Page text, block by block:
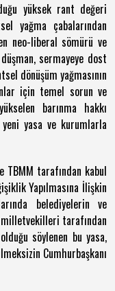
yüksek rant değeri
yağma çabalarından
neo-liberal sömürü ve
sermayeye dost
dönüşüm yağmasının
için temel sorun ve
barınma hakkı
yasa ve kurumlarla
tarafından kabul
Yapılmasına İlişkin
belediyelerin ve
tarafından
söylenen bu yasa,
Cumhurbaşkanı